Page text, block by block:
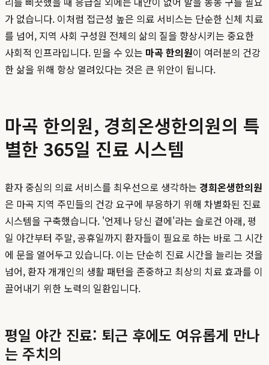
가 없습니다. 이처럼 접근성 높은 의료 서비스는 단순한 신체 치료
를 넘어, 지역 사회 구성원 전체의 삶의 질을 향상시키는 중요한
사회적 인프라입니다. 믿을 수 있는 마곡 한의원이 여러분의 건강
한 삶을 위해 항상 열려있다는 것은 큰 위안이 됩니다.
마곡 한의원, 경희온생한의원의 특
별한 365일 진료 시스템
환자 중심의 의료 서비스를 최우선으로 생각하는 경희온생한의원
은 마곡 지역 주민들의 건강 요구에 부응하기 위해 차별화된 진료
시스템을 구축했습니다. '언제나 당신 곁에'라는 슬로건 아래, 평
일 야간부터 주말, 공휴일까지 환자들이 필요로 하는 바로 그 시간
에 문을 열어두고 있습니다. 이는 단순히 진료 시간을 늘리는 것을
넘어, 환자 개개인의 생활 패턴을 존중하고 최상의 치료 효과를 이
끌어내기 위한 노력의 일환입니다.
평일 야간 진료: 퇴근 후에도 여유롭게 만나
는 주치의